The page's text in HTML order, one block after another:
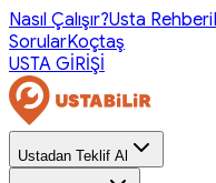
Nasıl Çalışır?Usta Rehberi
SorularKoçtaş
USTA GİRİŞİ
Ustadan Teklif Al